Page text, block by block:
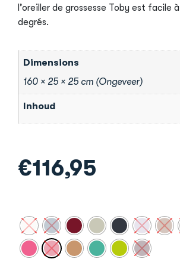
l’oreiller de grossesse Toby est facile
degrés.
Dimensions
160 × 25 × 25 cm (Ongeveer)
Inhoud
€116,95